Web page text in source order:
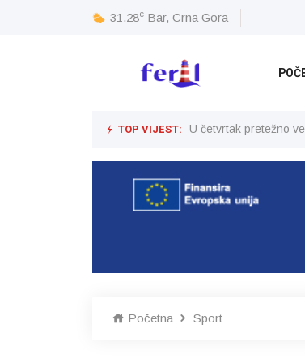
31.28c Bar, Crna Gora
TOP VIJEST: U četvrtak pretežno
Početna Sport